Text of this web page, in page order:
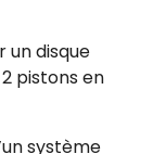
un disque
pistons en
système